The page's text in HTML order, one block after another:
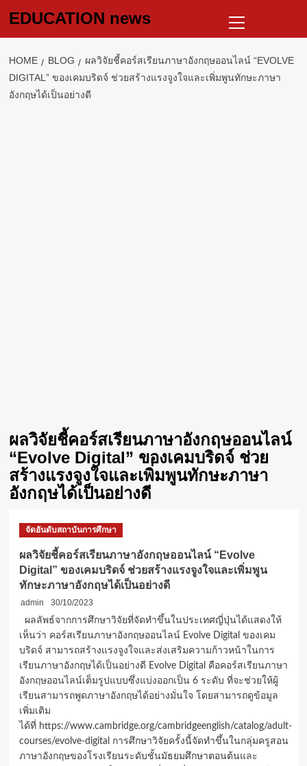
EDUCATION news
Menu
HOME BLOG
ผลวิจัยชี้คอร์สเรียนภาษาอังกฤษออนไลน์ “EVOLVE
DIGITAL” ของเคมบริดจ์ ช่วยสร้างแรงจูงใจและเพิ่มพูนทักษะภาษา
อังกฤษได้เป็นอย่างดี
ผลวิจัยชี้คอร์สเรียนภาษาอังกฤษออนไลน์
“Evolve Digital” ของเคมบริดจ์ ช่วย
สร้างแรงจูงใจและเพิ่มพูนทักษะภาษา
อังกฤษได้เป็นอย่างดี
จัดอันดับสถาบันการศึกษา
ผลวิจัยชี้คอร์สเรียนภาษาอังกฤษออนไลน์ “Evolve
Digital” ของเคมบริดจ์ ช่วยสร้างแรงจูงใจและเพิ่มพูน
ทักษะภาษาอังกฤษได้เป็นอย่างดี
admin
30/10/2023
ผลลัพธ์จากการศึกษาวิจัยที่จัดทำขึ้นในประเทศญี่ปุ่นได้แสดงให้
เห็นว่า คอร์สเรียนภาษาอังกฤษออนไลน์ Evolve Digital ของเคม
บริดจ์ สามารถสร้างแรงจูงใจและส่งเสริมความก้าวหน้าในการ
เรียนภาษาอังกฤษได้เป็นอย่างดี Evolve Digital คือคอร์สเรียนภาษา
อังกฤษออนไลน์เต็มรูปแบบซึ่งแบ่งออกเป็น 6 ระดับ ที่จะช่วยให้ผู้
เรียนสามารถพูดภาษาอังกฤษได้อย่างมั่นใจ โดยสามารถดูข้อมูล
เพิ่มเติม
ได้ที่ https://www.cambridge.org/cambridgeenglish/catalog/adult-
courses/evolve-digital การศึกษาวิจัยครั้งนี้จัดทำขึ้นในกลุ่มครูสอน
ภาษาอังกฤษของโรงเรียนระดับชั้นมัธยมศึกษาตอนต้นและ